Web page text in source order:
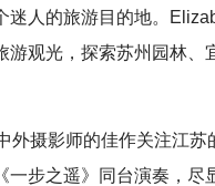
人的旅游目的地。
观光，探索苏州园林、
摄影师的佳作关注江苏
步之遥》同台演奏，尽